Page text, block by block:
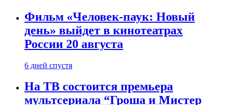
Фильм «Человек-паук: Новый
день» выйдет в кинотеатрах
России 20 августа
6 дней спустя
На ТВ состоится премьера
мультсериала “Гроша и Мистер